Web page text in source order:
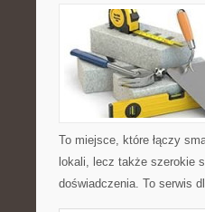
To miejsce, które łączy
lokali, lecz także szerokie
doświadczenia. To serwis